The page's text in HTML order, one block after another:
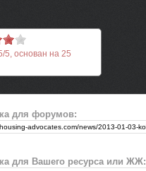
/5, основан на 25
для форумов:
для Вашего ресурса или ЖЖ: